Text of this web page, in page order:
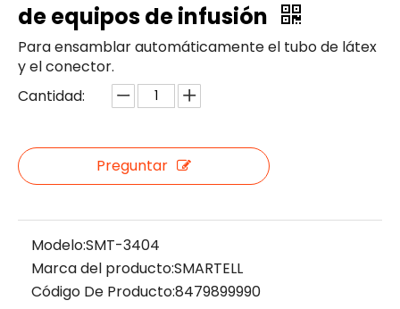
de equipos de infusión
Para ensamblar automáticamente el tubo de látex
y el conector.
Cantidad:
Preguntar
Modelo:SMT-3404
Marca del producto:SMARTELL
Código De Producto:8479899990